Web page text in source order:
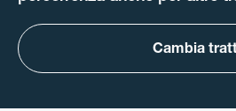
Cambia